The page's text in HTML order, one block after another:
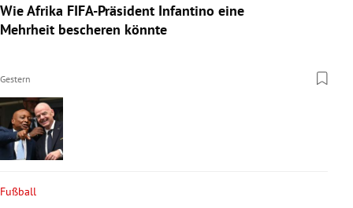
Wie Afrika FIFA-Präsident Infantino eine
Mehrheit bescheren könnte
Gestern
Fußball